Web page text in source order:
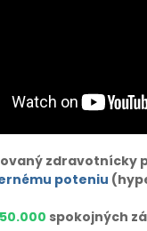
zdravotnícky
poteniu
spokojných